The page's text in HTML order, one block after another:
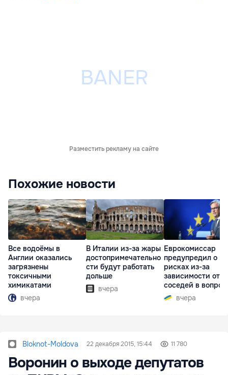
Разместить рекламу на сайте
Похожие новости
Все водоёмы в
Англии оказались
загрязнены
токсичными
химикатами
вчера
В Италии из-за жары
достопримечательно
сти будут работать
дольше
вчера
Еврокомиссар
предупредил о
рисках из-за
зависимости от
соседей в
границ
вчера
Bloknot-Moldova 22 декабря 2015, 15:44 11 780
Воронин о выходе депутатов